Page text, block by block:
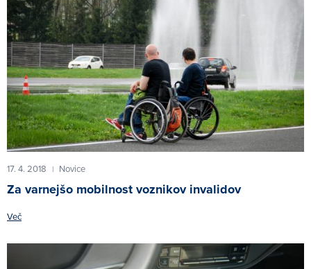
17. 4. 2018 | Novice
Za varnejšo mobilnost voznikov invalidov
Več